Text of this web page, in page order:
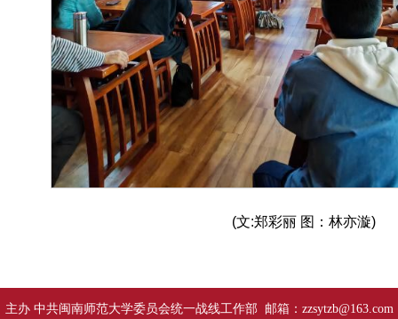
(文:郑彩丽 图：林亦漩)
主办 中共闽南师范大学委员会统一战线工作部 邮箱：zzsytzb@163.com